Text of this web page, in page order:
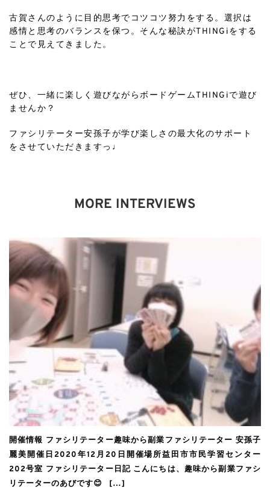
古賀さんのように目的思考でコツコツ努力をする。選択は
感情と思考のバランスを保つ。そんな秘訣がTHINGiをする
ことで見えてきました。
ぜひ、一緒に楽しく遊びながらボードゲームTHINGiで遊び
ませんか？
ファシリテーター安孫子が学び楽しさの最大化のサポート
をさせていただきますっ♩
MORE INTERVIEWS
開催情報 ファシリテーター趣味から副業ファシリテーター 安孫子
麗美開催日2020年12月20日開催場所益田市市民学習センター
202号室 ファシリテーター日記 こんにちは、趣味から副業ファシ
リテーターのあびです😊 ㅤㅤㅤ […]